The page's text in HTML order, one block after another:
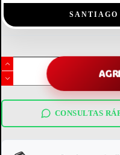
SANTIAGO
celular
xiaomi
redmi
64gb
CONSULTAS